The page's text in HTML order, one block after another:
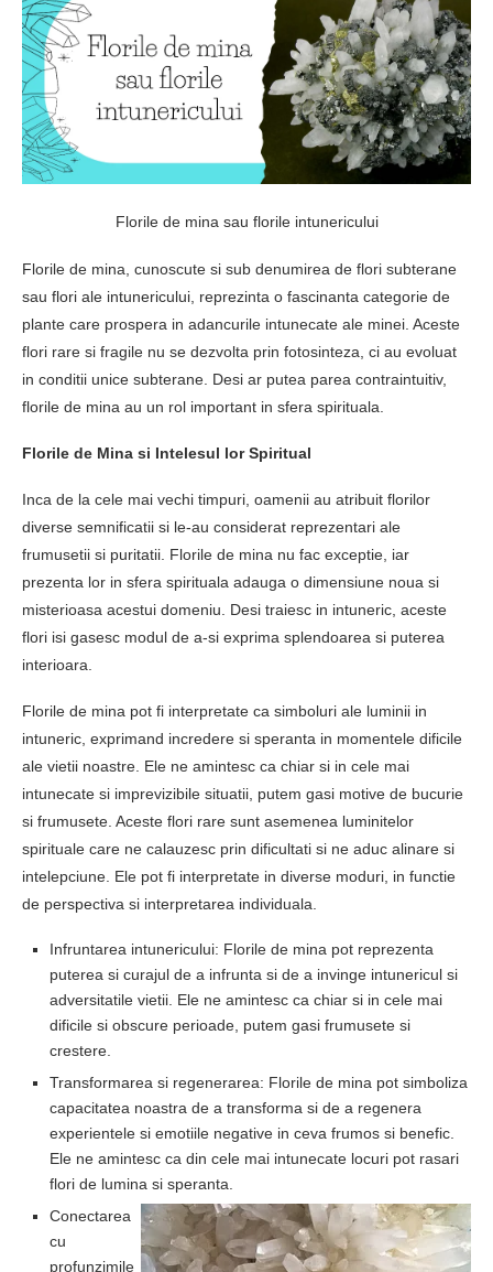
Florile de mina sau florile intunericului
Florile de mina, cunoscute si sub denumirea de flori subterane
sau flori ale intunericului, reprezinta o fascinanta categorie de
plante care prospera in adancurile intunecate ale minei. Aceste
flori rare si fragile nu se dezvolta prin fotosinteza, ci au evoluat
in conditii unice subterane. Desi ar putea parea contraintuitiv,
florile de mina au un rol important in sfera spirituala.
Florile de Mina si Intelesul lor Spiritual
Inca de la cele mai vechi timpuri, oamenii au atribuit florilor
diverse semnificatii si le-au considerat reprezentari ale
frumusetii si puritatii. Florile de mina nu fac exceptie, iar
prezenta lor in sfera spirituala adauga o dimensiune noua si
misterioasa acestui domeniu. Desi traiesc in intuneric, aceste
flori isi gasesc modul de a-si exprima splendoarea si puterea
interioara.
Florile de mina pot fi interpretate ca simboluri ale luminii in
intuneric, exprimand incredere si speranta in momentele dificile
ale vietii noastre. Ele ne amintesc ca chiar si in cele mai
intunecate si imprevizibile situatii, putem gasi motive de bucurie
si frumusete. Aceste flori rare sunt asemenea luminitelor
spirituale care ne calauzesc prin dificultati si ne aduc alinare si
intelepciune. Ele pot fi interpretate in diverse moduri, in functie
de perspectiva si interpretarea individuala.
Infruntarea intunericului: Florile de mina pot reprezenta
puterea si curajul de a infrunta si de a invinge intunericul si
adversitatile vietii. Ele ne amintesc ca chiar si in cele mai
dificile si obscure perioade, putem gasi frumusete si
crestere.
Transformarea si regenerarea: Florile de mina pot simboliza
capacitatea noastra de a transforma si de a regenera
experientele si emotiile negative in ceva frumos si benefic.
Ele ne amintesc ca din cele mai intunecate locuri pot rasari
flori de lumina si speranta.
Conectarea
cu
profunzimile